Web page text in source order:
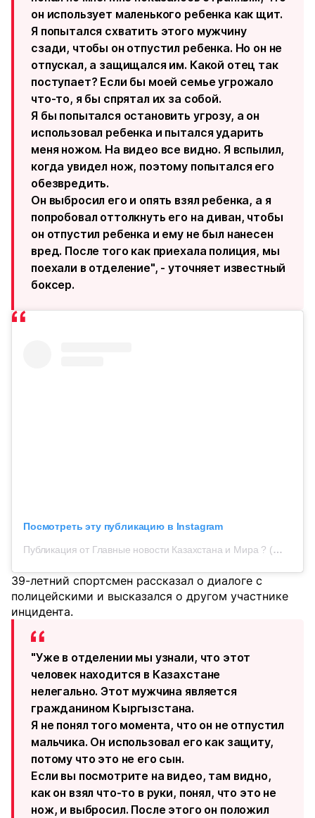
он использует маленького ребенка как щит.
Я попытался схватить этого мужчину
сзади, чтобы он отпустил ребенка. Но он не
отпускал, а защищался им. Какой отец так
поступает? Если бы моей семье угрожало
что-то, я бы спрятал их за собой.
Я бы попытался остановить угрозу, а он
использовал ребенка и пытался ударить
меня ножом. На видео все видно. Я вспылил,
когда увидел нож, поэтому попытался его
обезвредить.
Он выбросил его и опять взял ребенка, а я
попробовал оттолкнуть его на диван, чтобы
он отпустил ребенка и ему не был нанесен
вред. После того как приехала полиция, мы
поехали в отделение", - уточняет известный
боксер.
Посмотреть эту публикацию в Instagram
Публикация от Главные новости Казахстана и Мира ? (@tengri.tv)
39-летний спортсмен рассказал о диалоге с
полицейскими и высказался о другом участнике
инцидента.
"Уже в отделении мы узнали, что этот
человек находится в Казахстане
нелегально. Этот мужчина является
гражданином Кыргызстана.
Я не понял того момента, что он не отпустил
мальчика. Он использовал его как защиту,
потому что это не его сын.
Если вы посмотрите на видео, там видно,
как он взял что-то в руки, понял, что это не
нож, и выбросил. После этого он положил